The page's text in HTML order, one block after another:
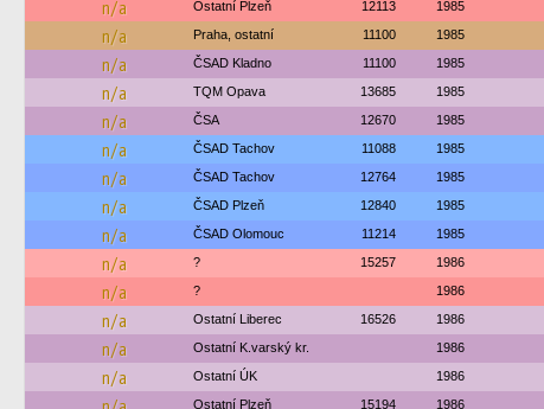
n/a Ostatní Plzeň 12113 1985
n/a Praha, ostatní 11100 1985
n/a ČSAD Kladno 11100 1985
n/a TQM Opava 13685 1985
n/a ČSA 12670 1985
n/a ČSAD Tachov 11088 1985
n/a ČSAD Tachov 12764 1985
n/a ČSAD Plzeň 12840 1985
n/a ČSAD Olomouc 11214 1985
n/a ? 15257 1986
n/a ? 1986
n/a Ostatní Liberec 16526 1986
n/a Ostatní K.varský kr. 1986
n/a Ostatní ÚK 1986
Ostatní Plzeň 15194 1986